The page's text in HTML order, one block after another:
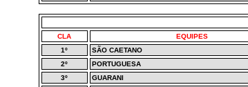
CLA
EQUIPES
1º
SÃO CAETANO
2º
PORTUGUESA
3º
GUARANI